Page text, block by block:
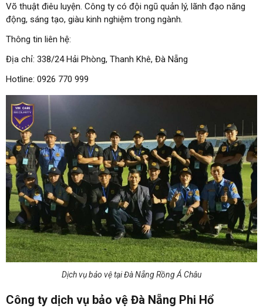
Võ thuật điêu luyện. Công ty có đội ngũ quản lý, lãnh đạo năng
động, sáng tạo, giàu kinh nghiệm trong ngành.
Thông tin liên hệ:
Địa chỉ: 338/24 Hải Phòng, Thanh Khê, Đà Nẵng
Hotline: 0926 770 999
Dịch vụ bảo vệ tại Đà Nẵng Rồng Á Châu
Công ty dịch vụ bảo vệ Đà Nẵng Phi Hổ